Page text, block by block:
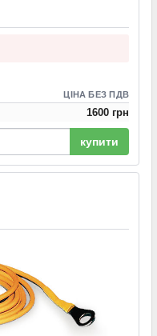
ЦІНА БЕЗ ПДВ
1600 грн
купити